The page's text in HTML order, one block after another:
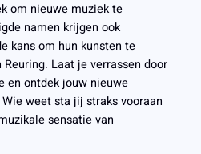
om nieuwe muziek te
namen krijgen ook
kans om hun kunsten te
Laat je verrassen door
en ontdek jouw nieuwe
weet sta jij straks vooraan
sensatie van